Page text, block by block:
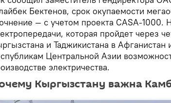
Бектенов, срок окупаемости
— с учетом проекта CASA-1000.
которая пройдет через
и Таджикистана в Афганистан
Центральной Азии
электричества.
Кыргызстану важна